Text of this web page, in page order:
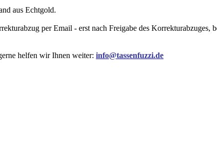
aus Echtgold.
per Email - erst nach Freigabe des
helfen wir Ihnen weiter: info@tassenfuzzi.de